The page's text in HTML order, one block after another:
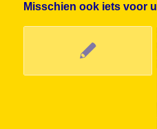
Misschien ook iets voor u